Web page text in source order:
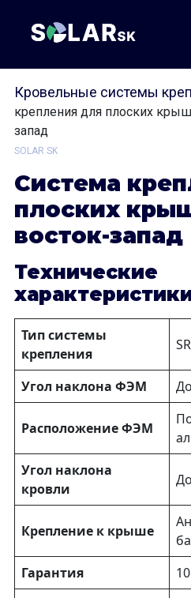
Кровельные системы
крепления для плоских
запад
SOLAR SK
Система
плоских
восток-запад
Технические
Тип системы
крепления
Угол наклона ФЭМ
Расположение ФЭМ
Угол наклона
кровли
Крепление к крыше
Гарантия